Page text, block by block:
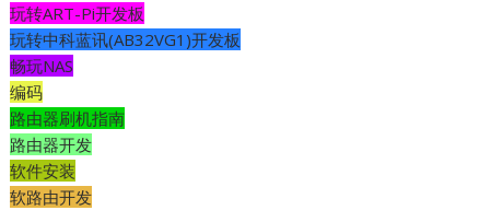
玩转ART-Pi开发板
玩转中科蓝讯(AB32VG1)开发板
畅玩NAS
编码
路由器刷机指南
路由器开发
软件安装
软路由开发